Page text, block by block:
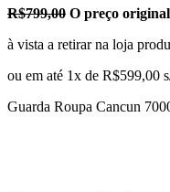
R$799,00 O preço
à vista a retirar na loja
ou em até 1x de R$599,00
Guarda Roupa Cancun